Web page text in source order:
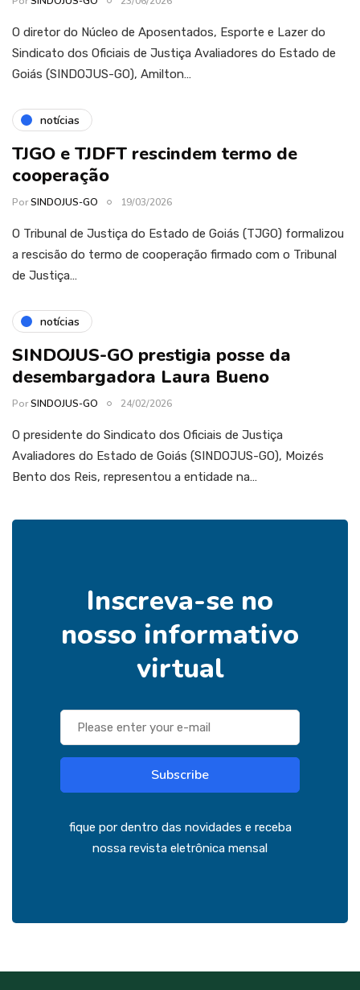
O diretor do Núcleo de Aposentados, Esporte e Lazer do
Sindicato dos Oficiais de Justiça Avaliadores do Estado de
Goiás (SINDOJUS-GO), Amilton…
notícias
TJGO e TJDFT rescindem termo de
cooperação
PorSINDOJUS-GO 19/03/2026
O Tribunal de Justiça do Estado de Goiás (TJGO) formalizou
a rescisão do termo de cooperação firmado com o Tribunal
de Justiça…
notícias
SINDOJUS-GO prestigia posse da
desembargadora Laura Bueno
PorSINDOJUS-GO 24/02/2026
O presidente do Sindicato dos Oficiais de Justiça
Avaliadores do Estado de Goiás (SINDOJUS-GO), Moizés
Bento dos Reis, representou a entidade na…
Inscreva-se no
nosso informativo
virtual
Subscribe
fique por dentro das novidades e receba
nossa revista eletrônica mensal